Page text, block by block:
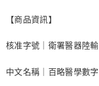
【商品資訊】
核准字號｜衛署醫器陸
中文名稱｜百略醫學數